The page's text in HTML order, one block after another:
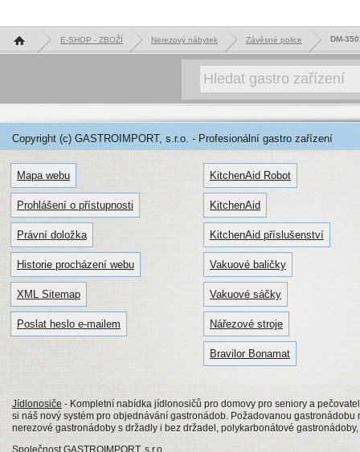
Hlavní stránka E-SHOP - ZBOŽÍ Nerezový nábytek Závěsné police DM-
Copyright (c) GASTROIMPORT, s.r.o. - Profesionální gastro zařízení
Mapa webu
Prohlášení o přístupnosti
Právní doložka
Historie procházení webu
XML Sitemap
Poslat heslo e-mailem
KitchenAid Robot
KitchenAid
KitchenAid příslušenství
Vakuové baličky
Vakuové sáčky
Nářezové stroje
Bravilor Bonamat
Jídlonosiče - Kompletní nabídka jídlonosičů pro domovy pro seniory a
si náš nový systém pro objednávání gastronádob. Požadovanou
nerezové gastronádoby s držadly i bez držadel, polykarbonátové
Společnost GASTROIMPORT, s.r.o.